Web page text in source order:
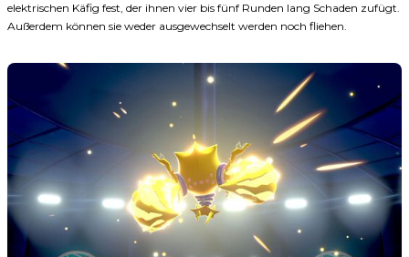
elektrischen Käfig fest, der ihnen vier bis fünf Runden lang Schaden zufügt.
Außerdem können sie weder ausgewechselt werden noch fliehen.